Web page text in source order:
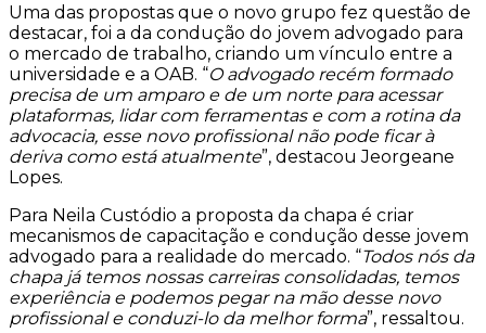
Uma das propostas que o novo grupo fez questão de
destacar, foi a da condução do jovem advogado para
o mercado de trabalho, criando um vínculo entre a
universidade e a OAB. “O advogado recém formado
precisa de um amparo e de um norte para acessar
plataformas, lidar com ferramentas e com a rotina da
advocacia, esse novo profissional não pode ficar à
deriva como está atualmente”, destacou Jeorgeane
Lopes.
Para Neila Custódio a proposta da chapa é criar
mecanismos de capacitação e condução desse jovem
advogado para a realidade do mercado. “Todos nós da
chapa já temos nossas carreiras consolidadas, temos
experiência e podemos pegar na mão desse novo
profissional e conduzi-lo da melhor forma”, ressaltou.